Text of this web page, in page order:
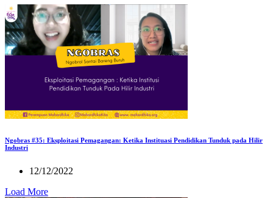
Ngobras #35: Eksploitasi Pemagangan: Ketika Instituasi Pendidikan Tunduk pada Hilir
Industri
12/12/2022
Load More